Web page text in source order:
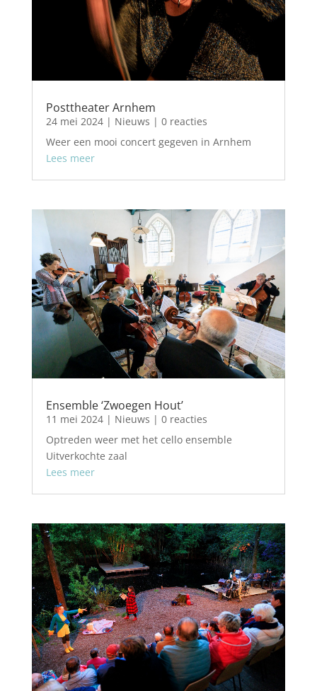
Posttheater Arnhem
24 mei 2024| Nieuws | 0 reacties
Weer een mooi concert gegeven in Arnhem
Lees meer
Ensemble ‘Zwoegen Hout’
11 mei 2024| Nieuws | 0 reacties
Optreden weer met het cello ensemble
Uitverkochte zaal
Lees meer